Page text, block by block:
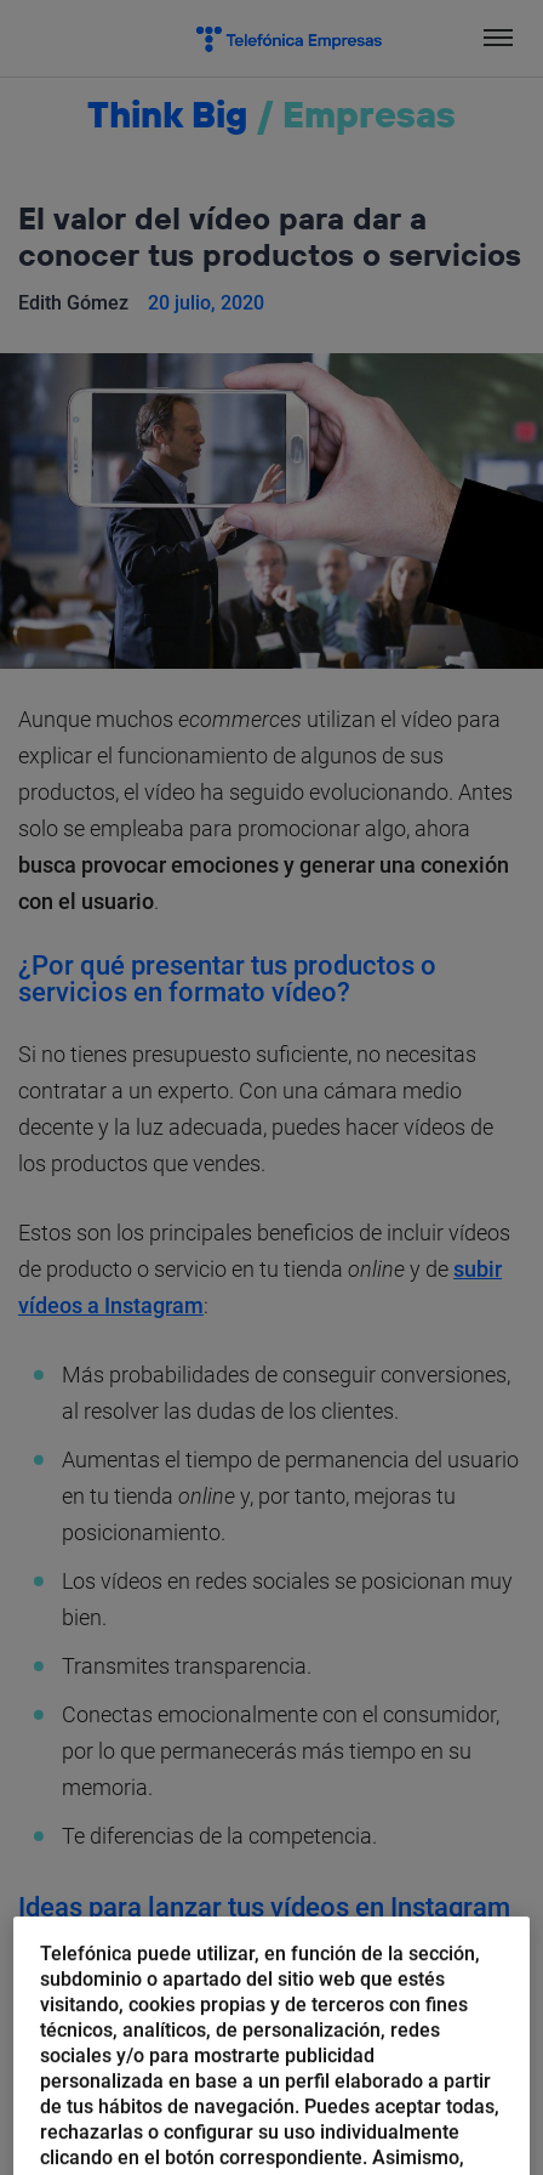
Think Big / Empresas
El valor del vídeo para dar a
conocer tus productos o servicios
Edith Gómez 20 julio, 2020
Aunque muchos ecommerces utilizan el vídeo para
explicar el funcionamiento de algunos de sus
productos, el vídeo ha seguido evolucionando. Antes
solo se empleaba para promocionar algo, ahora
busca provocar emociones y generar una conexión
con el usuario
¿Por qué presentar tus productos o
servicios en formato vídeo?
Si no tienes presupuesto suficiente, no necesitas
contratar a un experto. Con una cámara medio
decente y la luz adecuada, puedes hacer vídeos de
los productos que vendes.
Estos son los principales beneficios de incluir vídeos
de producto o servicio en tu tienda onliney desubir
vídeos a Instagram:
Más probabilidades de conseguir conversiones,
al resolver las dudas de los clientes.
Aumentas el tiempo de permanencia del usuario
en tu tienda onliney, por tanto, mejoras tu
posicionamiento.
Los vídeos en redes sociales se posicionan muy
bien.
Transmites transparencia.
Conectas emocionalmente con el consumidor,
por lo que permanecerás más tiempo en su
memoria.
Te diferencias de la competencia.
Ideas para lanzar tus vídeos en Instagram
¿No tienes ni idea de qué tipo de vídeo subir para
mostrar tu producto? A continuación voy a darte
algunas ideas para subir vídeos a tusstoriesen
Instagram y mejorar tu estrategia.
Sube vídeos en directo
Telefónica puede utilizar, en función de la sección,
subdominio o apartado del sitio web que estés
visitando, cookies propias y de terceros con fines
técnicos, analíticos, de personalización, redes
sociales y/o para mostrarte publicidad
personalizada en base a un perfil elaborado a partir
de tus hábitos de navegación. Puedes aceptar todas,
rechazarlas o configurar su uso individualmente
clicando en el botón correspondiente. Asimismo,